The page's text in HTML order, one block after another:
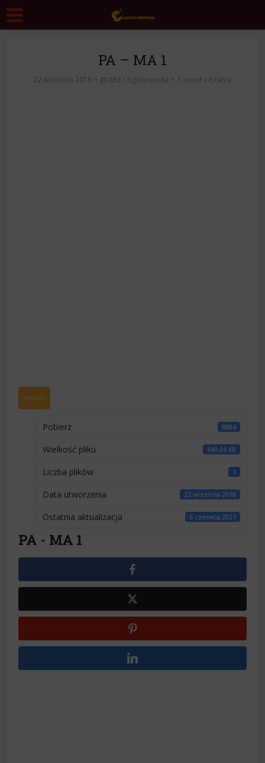
PA – MA 1
22 września 2018 przez Logotorpeda 1 minut czytania
Pobierz
Pobierz 8884
Wielkość pliku 649.06 KB
Liczba plików 1
Data utworzenia 22 września 2018
Ostatnia aktualizacja 6 czerwca 2021
PA - MA 1